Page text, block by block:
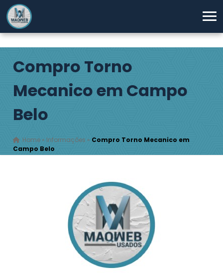
Compro Torno
Mecanico em Campo
Belo
Home » Informações » Compro Torno Mecanico em
Campo Belo